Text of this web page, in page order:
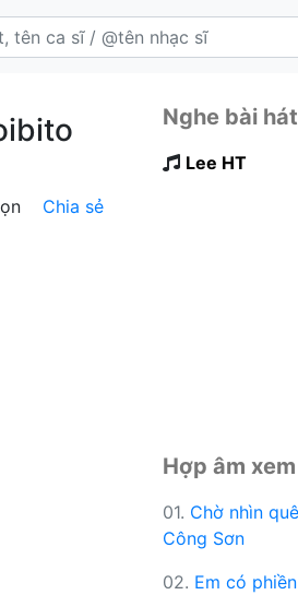
Chia sẻ
Nghe bài hát
Lee HT
Hợp âm
01. Chờ nhìn
Công Sơn
02. Em có